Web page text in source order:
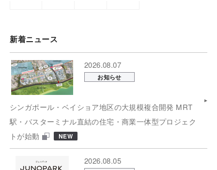
新着ニュース
2026.08.07
お知らせ
シンガポール・ベイショア地区の大規模複合開発 MRT
駅・バスターミナル直結の住宅・商業一体型プロジェク
トが始動
NEW
2026.08.05